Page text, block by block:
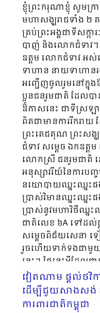
ខ្ញុំព្រះករុណាខ្ញុំ សូមក្រ
មហាសង្ឃរាជទាំង ២ គ
គ្រប់ព្រះអង្គជាទីសក្ក
បាញ់ និងលោកជំទាវ។
ឧត្តម លោកជំទាវ
ទាហាន នាយទាហា
អញ្ជើញចូលរួមនៅក្នុ
ប្អូនជនរួមជាតិ ដែលប
ឱកាសនេះ ជាទីស្រឡា
ពិតជាមានការរីករា
ព្រះតេជគុណ ព្រះសង្
ជំទាវ សម្តេច ឯកឧ
លោកស្រី ជនរួមជាតិ
អនុស្សាវរីយ៍នៃការបញ្
នយោបាយឈ្នះឈ្នះផ
ប្រាស់វិមានឈ្នះឈ្ន
ប្រាស់នូវមហាវិថីឈ្នះឈ្
ជាតិលេខ ៦A ទៅដល់
សម្តេចពិជ័យសេនា ទ
រួចហើយទាក់ទងជាមួ
នេះ។ ថ្ងៃនេះអ្វីដែ
ករុណាខ្ញុំចង់លើកឡើង
ដំណើរជាតិដ៏វែងឆ្ងា
ត្រូវបញ្ជាក់ នៅក្នុងព
វៀតណាម ផ្តល់ថវិក
ដើម្បីជួយសាងសង់
ការពារជាតិកម្ពុជា